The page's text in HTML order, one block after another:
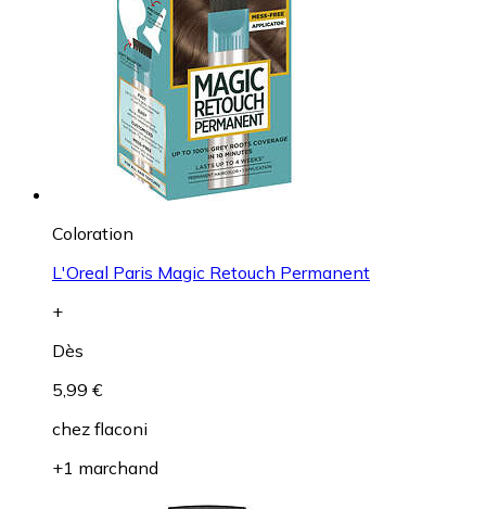
Coloration
L'Oreal Paris Magic Retouch Permanent
+
Dès
5,99 €
chez flaconi
+1 marchand